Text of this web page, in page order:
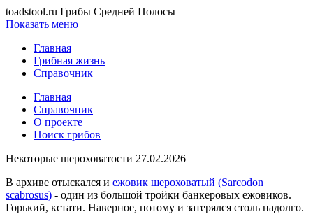
toadstool.ru Грибы Средней Полосы
Показать меню
Главная
Грибная жизнь
Справочник
Главная
Справочник
О проекте
Поиск грибов
Некоторые шероховатости 27.02.2026
В архиве отыскался и ежовик шероховатый (Sarcodon
scabrosus) - один из большой тройки банкеровых ежовиков.
Горький, кстати. Наверное, потому и затерялся столь надолго.